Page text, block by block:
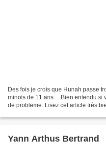
Des fois je crois que Hunah passe
minots de 11 ans ... Bien entendu
de probleme: Lisez cet article très
Yann Arthus Bertrand